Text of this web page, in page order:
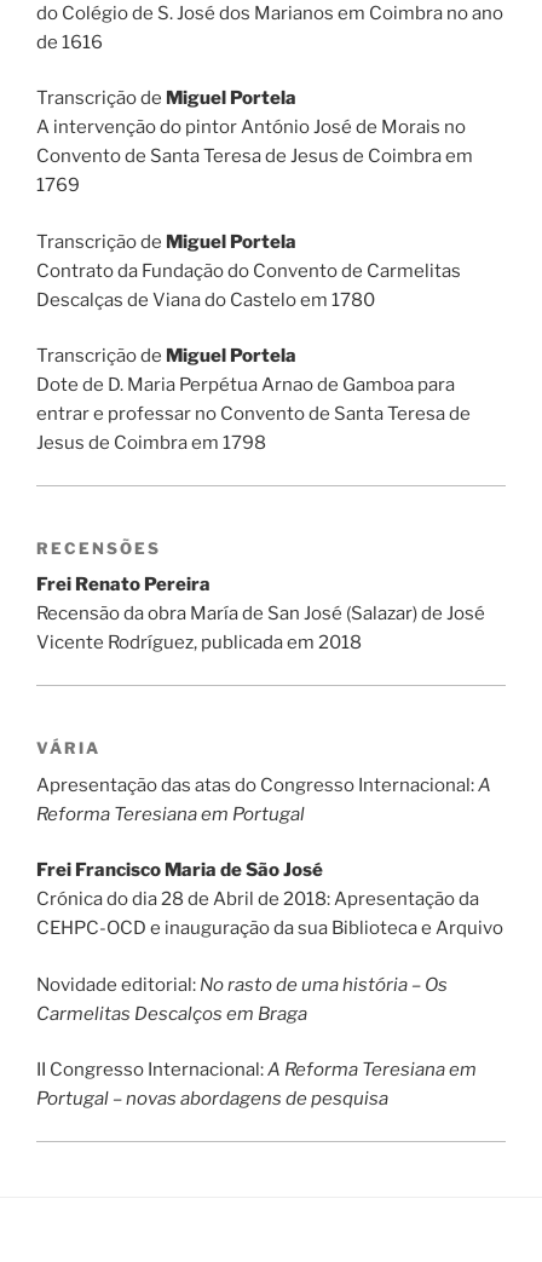
do Colégio de S. José dos Marianos em Coimbra no ano
de 1616
Transcrição de Miguel Portela
A intervenção do pintor António José de Morais no
Convento de Santa Teresa de Jesus de Coimbra em
1769
Transcrição de Miguel Portela
Contrato da Fundação do Convento de Carmelitas
Descalças de Viana do Castelo em 1780
Transcrição de Miguel Portela
Dote de D. Maria Perpétua Arnao de Gamboa para
entrar e professar no Convento de Santa Teresa de
Jesus de Coimbra em 1798
RECENSÕES
Frei Renato Pereira
Recensão da obra María de San José (Salazar) de José
Vicente Rodríguez, publicada em 2018
VÁRIA
Apresentação das atas do Congresso Internacional:A
Reforma Teresiana em Portugal
Frei Francisco Maria de São José
Crónica do dia 28 de Abril de 2018: Apresentação da
CEHPC-OCD e inauguração da sua Biblioteca e Arquivo
Novidade editorial: No rasto de uma história – Os
Carmelitas Descalços em Braga
II Congresso Internacional:A Reforma Teresiana em
Portugal – novas abordagens de pesquisa